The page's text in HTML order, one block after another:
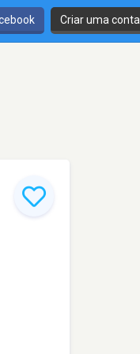
Criar uma conta